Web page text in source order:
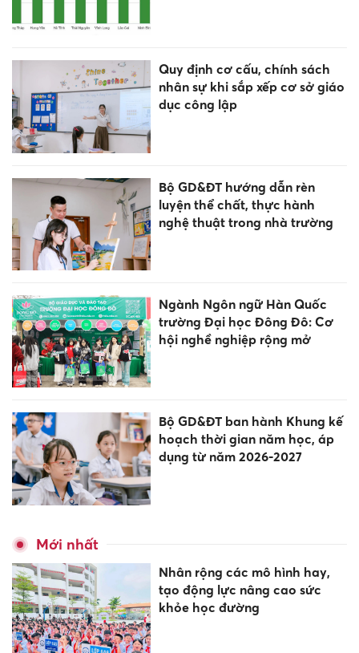
Quy định cơ cấu, chính sách
nhân sự khi sắp xếp cơ sở giáo
dục công lập
Bộ GD&ĐT hướng dẫn rèn
luyện thể chất, thực hành
nghệ thuật trong nhà trường
Ngành Ngôn ngữ Hàn Quốc
trường Đại học Đông Đô: Cơ
hội nghề nghiệp rộng mở
Bộ GD&ĐT ban hành Khung kế
hoạch thời gian năm học, áp
dụng từ năm 2026-2027
Mới nhất
Nhân rộng các mô hình hay,
tạo động lực nâng cao sức
khỏe học đường